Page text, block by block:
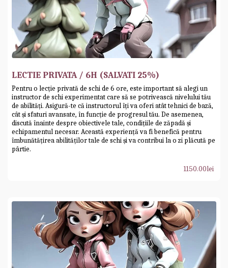
LECTIE PRIVATA / 6H (SALVATI 25%)
Pentru o lecție privată de schi de 6 ore, este important să alegi un
instructor de schi experimentat care să se potrivească nivelului tău
de abilități. Asigură-te că instructorul îți va oferi atât tehnici de bază,
cât și sfaturi avansate, în funcție de progresul tău. De asemenea,
discută înainte despre obiectivele tale, condițiile de zăpadă și
echipamentul necesar. Această experiență va fi benefică pentru
îmbunătățirea abilităților tale de schi și va contribui la o zi plăcută pe
pârtie.
1150.00lei